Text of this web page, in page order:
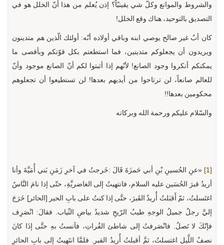
والشروط والموانع وكلّ شي يقينيّاً؟ إذن يُعلم من هذا أنّ الخلل هو في
التصديق بالتوحيد، هناك وقع الخلل!
كان أبٌ غير صالح يوصي ابنه وباقي أولاده أنّه: أولئك الّذين هم متدينون
ويريدون أن يجعلوكم متدينين، فما استطعتم بكل قوّتكم وبأقصى ما
يمكنكم أنكروا وجود الصانع! لأنّهم إذا أثبتوا لكم أنّ الصانع موجود وأنّ
للعالم صانعاً، لن ترتاحوا من أيديهم بعدها! لن تستطيعوا أن تجعلوهم
محكومين بعدها!!
والسّلام عليكم ورحمة الله وبركاته
[1]
«عنِ الحُسينِ بْنِ أبي حَمزَةَ قَالَ :خَرجتُ في آخرِ زَمَنِ بَني أُمَيَّةَ وأنا
أريدُ قبرَ الحُسَين عليه السلام، فانتهيتُ إلى الغاضريَّةِ، حتّى إذا نامَ النَّاسُ
اغتَسلتُ، ثمّ أَقبَلتُ أُريدُ القَبرَ، حتَّى إذا كنتُ على بابِ الحير [الحائر] خَرَجَ
إليَّ رجلٌ جميلُ الوجهِ طيبُ الرّيحِ شديدُ بياضِ الثّياب. فقالَ: انْصَرِف
فإنّكَ لا تَصلُ. فانْصَرفتُ إلى شاطئ الفُراتِ، فآنستُ بهِ حتَّى إذَا كانَ
نصفُ اللَّيل اغتسلتُ، ثمَّ أقبلتُ أُريدُ القبر. فلمَّا انتَهيتُ إلى بابِ الحائرِ